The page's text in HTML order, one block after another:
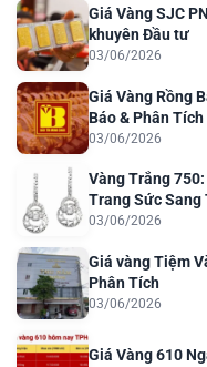
Giá Vàng SJC
khuyên Đầu tư
03/06/2026
Giá Vàng Rồng
Báo & Phân Tích
03/06/2026
Vàng Trắng
Trang Sức Sang
03/06/2026
Giá vàng Tiệm
Phân Tích
03/06/2026
Giá Vàng 610